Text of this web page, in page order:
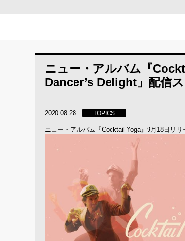
ニュー・アルバム『
Dancer’s Delight」配信ス
2020.08.28 TOPICS
ニュー・アルバム『Cocktail Yoga』9月18日リ